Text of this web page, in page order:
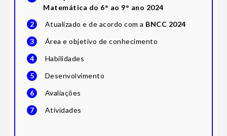
Matemática do 6° ao 9° ano 2024
2
Atualizado e de acordo com a BNCC 2024
3
Área e objetivo de conhecimento
4
Habilidades
5
Desenvolvimento
6
Avaliações
7
Atividades